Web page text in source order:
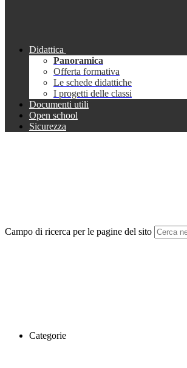
Didattica
Panoramica
Offerta formativa
Le schede didattiche
I progetti delle classi
Documenti utili
Open school
Sicurezza
Campo di ricerca per le pagine del sito
Categorie